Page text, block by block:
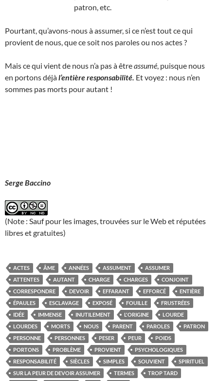
patron, etc.
Pourtant, qu’avons-nous à assumer, si ce n’est tout ce qui
provient de nous, que ce soit nos paroles ou nos actes ?
Mais ce qui vient de nous n’a pas à êtreassumé , puisque nous
en portons déjàl’entière responsabilité. Et voyez : nous n’en
sommes pas morts pour autant !
Serge Baccino
(Note : Sauf pour les images, trouvées sur le Web et réputées
libres et gratuites)
ACTES ÂME ANNÉES ASSUMENT
ASSUMER
ATTENTES
AUTANT CHARGE CHARGES
CONJOINT
CORRESPONDRE
DEVOIR EFFARANT EFFORCÉ
ENTIÈRE
ÉPAULES
ESCLAVAGE EXPOSÉ FOUILLE
FRUSTRÉES
IDÉE
IMMENSE INUTILEMENT L'ORIGINE
LOURDE
LOURDES
MORTS NOUS PARENT PAROLES
PATRON
PERSONNE
PERSONNES PESER PEUR
POIDS
PORTONS
PROBLÈME PROVIENT
PSYCHOLOGIQUES
RESPONSABILITÉ
SIÈCLES SIMPLES SOUVIENT
SPIRITUEL
SUR LA PEUR DE DEVOIR ASSUMER
TERMES TROP TARD